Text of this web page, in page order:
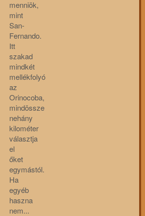
menniök,
mint
San-
Fernando.
Itt
szakad
mindkét
mellékfolyó
az
Orinocoba,
mindössze
nehány
kilométer
választja
el
őket
egymástól.
Ha
egyéb
haszna
nem...